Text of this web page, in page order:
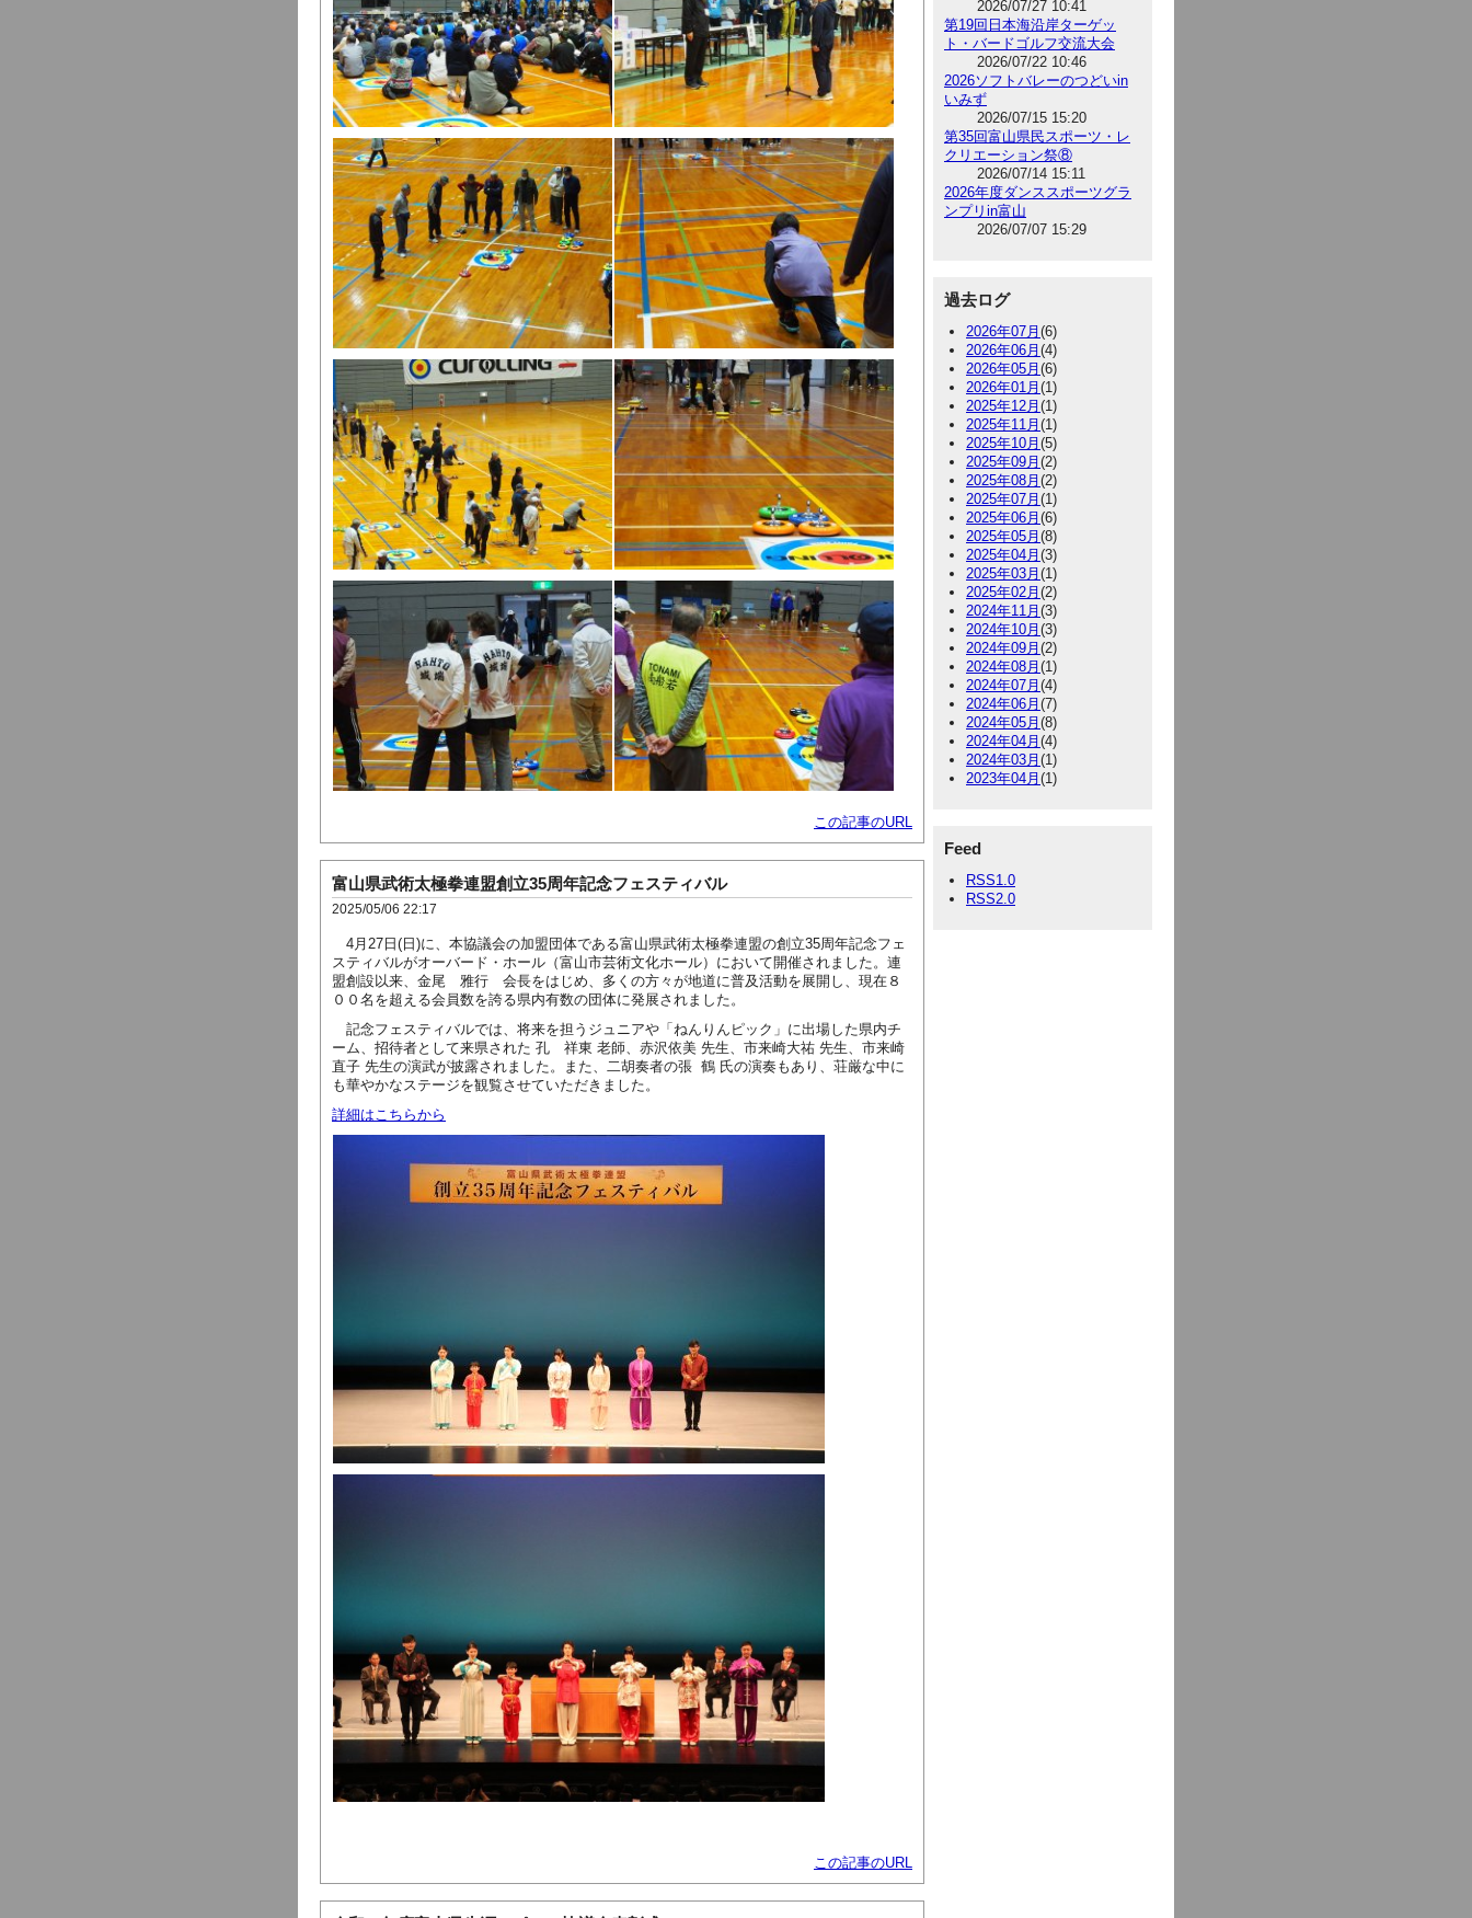
この記事のURL
富山県武術太極拳連盟創立35周年記念フェスティバル
2025/05/06 22:17
4月27日(日)に、本協議会の加盟団体である富山県武術太極拳連盟の創立35周年記念フェ
スティバルがオーバード・ホール（富山市芸術文化ホール）において開催されました。連
盟創設以来、金尾 雅行 会長をはじめ、多くの方々が地道に普及活動を展開し、現在８
００名を超える会員数を誇る県内有数の団体に発展されました。
記念フェスティバルでは、将来を担うジュニアや「ねんりんピック」に出場した県内チ
ーム、招待者として来県された 孔 祥東 老師、赤沢依美 先生、市来崎大祐 先生、市来崎
直子 先生の演武が披露されました。また、二胡奏者の張 鶴 氏の演奏もあり、荘厳な中に
も華やかなステージを観覧させていただきました。
詳細はこちらから
この記事のURL
2026/07/27 10:41
第19回日本海沿岸ターゲッ
ト・バードゴルフ交流大会
2026/07/22 10:46
2026ソフトバレーのつどいin
いみず
2026/07/15 15:20
第35回富山県民スポーツ・レ
クリエーション祭⑧
2026/07/14 15:11
2026年度ダンススポーツグラ
ンプリin富山
2026/07/07 15:29
過去ログ
2026年07月 (6)
2026年06月 (4)
2026年05月 (6)
2026年01月 (1)
2025年12月 (1)
2025年11月 (1)
2025年10月 (5)
2025年09月 (2)
2025年08月 (2)
2025年07月 (1)
2025年06月 (6)
2025年05月 (8)
2025年04月 (3)
2025年03月 (1)
2025年02月 (2)
2024年11月 (3)
2024年10月 (3)
2024年09月 (2)
2024年08月 (1)
2024年07月 (4)
2024年06月 (7)
2024年05月 (8)
2024年04月 (4)
2024年03月 (1)
2023年04月 (1)
Feed
RSS1.0
RSS2.0